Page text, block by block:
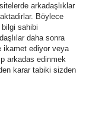
arkadaşlıklar
Böylece
sahibi
daha sonra
ikamet ediyor veya
arkadas edinmek
karar tabiki sizden